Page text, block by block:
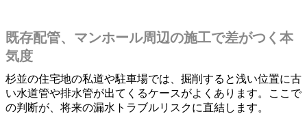
既存配管、マンホール周辺の施工で差がつく本
気度
杉並の住宅地の私道や駐車場では、掘削すると浅い位置に古
い水道管や排水管が出てくるケースがよくあります。ここで
の判断が、将来の漏水トラブルリスクに直結します。